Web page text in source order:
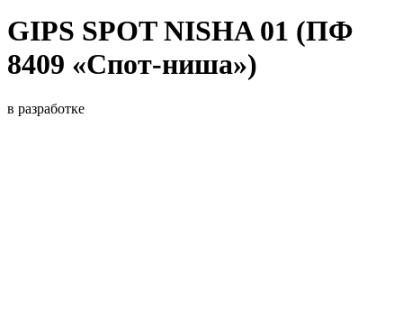
GIPS SPOT NISHA 01 (ПФ
8409 «Спот-ниша»)
в разработке